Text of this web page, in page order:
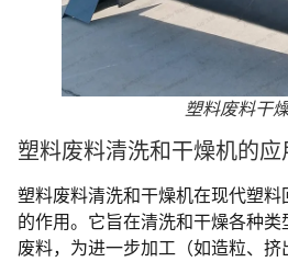
塑料废料干
塑料废料清洗和干燥机的应
塑料废料清洗和干燥机在现代塑
的作用。它旨在清洗和干燥各种
废料，为进一步加工（如造粒、挤